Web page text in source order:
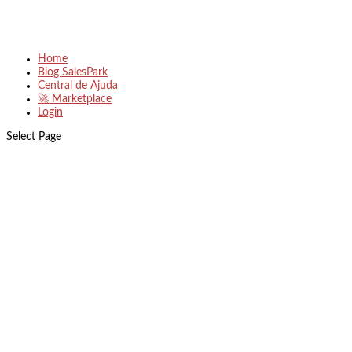
Home
Blog SalesPark
Central de Ajuda
🚀 Marketplace
Login
Select Page